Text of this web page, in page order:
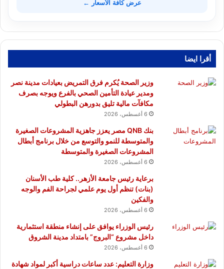
عرض كافة الأسعار ←
أقرا ايضا
وزير الصحة يُكرم فرق التمريض بعيادات مدينة نصر
ومدير عيادة التأمين الصحي بالفرع ويوجه بصرف
مكافآت مالية تليق بدورهن البطولي
6 أغسطس، 2026
بنك QNB مصر يعزز جاهزية المشروعات الصغيرة
والمتوسطة للنمو والتوسع من خلال برنامج أبطال
المشروعات الصغيرة والمتوسطة
6 أغسطس، 2026
برعاية رئيس جامعة الأزهر.. كلية طب الأسنان
(بنات) تنظم أول يوم علمي لجراحة الفم والوجه
والفكين
6 أغسطس، 2026
رئيس الوزراء يوافق على إنشاء منطقة استثمارية
داخل مشروع “البروج” بامتداد مدينة الشروق
6 أغسطس، 2026
وزارة التعليم: عدد ساعات دراسية أكبر لمواد شهادة